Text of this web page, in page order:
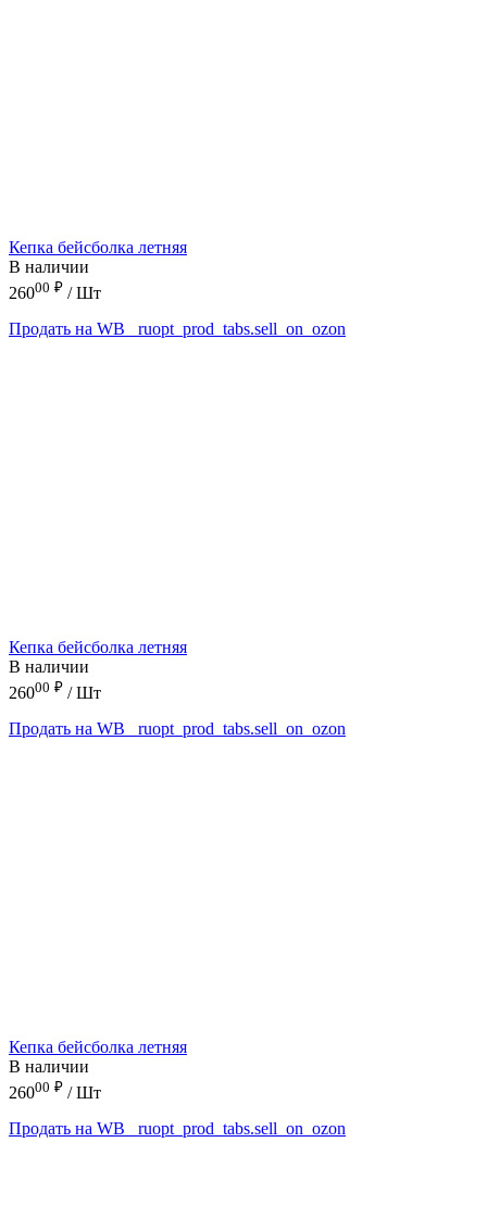
Кепка бейсболка летняя
В наличии
26000 ₽ / Шт
Продать на WB
_ruopt_prod_tabs.sell_on_ozon
Кепка бейсболка летняя
В наличии
26000 ₽ / Шт
Продать на WB
_ruopt_prod_tabs.sell_on_ozon
Кепка бейсболка летняя
В наличии
26000 ₽ / Шт
Продать на WB
_ruopt_prod_tabs.sell_on_ozon